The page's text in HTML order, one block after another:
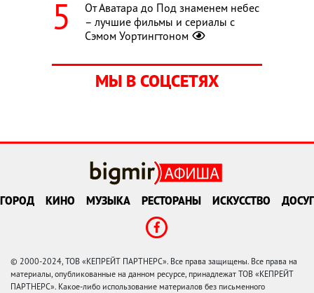
От Аватара до Под знаменем небес
– лучшие фильмы и сериалы с
Сэмом Уортингтоном
МЫ В СОЦСЕТЯХ
ГОРОД КИНО МУЗЫКА РЕСТОРАНЫ ИСКУССТВО ДОСУГ
© 2000-2024, ТОВ «КЕПРЕЙТ ПАРТНЕРС». Все права защищены. Все права на
материалы, опубликованные на данном ресурсе, принадлежат ТОВ «КЕПРЕЙТ
ПАРТНЕРС». Какое-либо использование материалов без письменного